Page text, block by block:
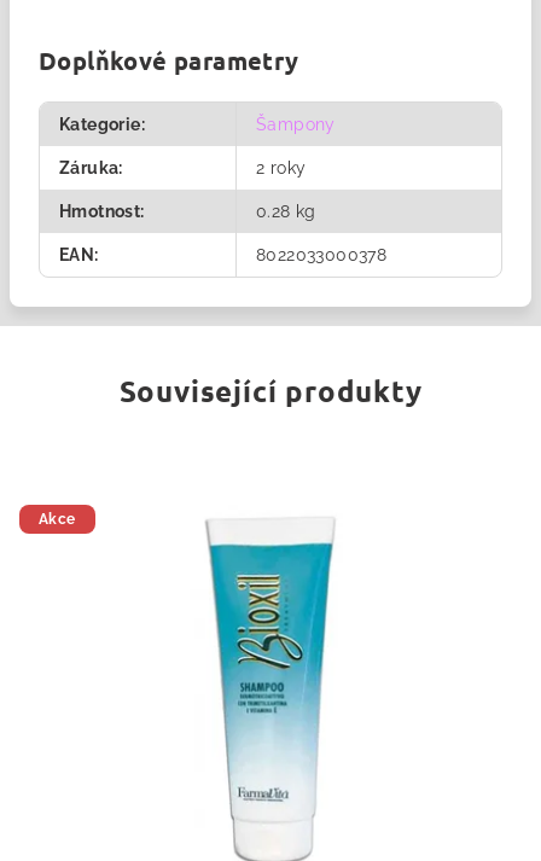
Doplňkové parametry
Kategorie: Šampony
Záruka: 2 roky
Hmotnost: 0.28 kg
EAN : 8022033000378
Související produkty
Akce